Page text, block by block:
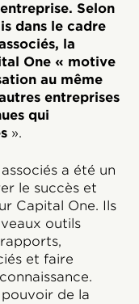
Selon
dans le cadre
la
One « motive
au même
entreprises
qui
».
a été un
le succès et
Capital One. Ils
outils
et faire
de la